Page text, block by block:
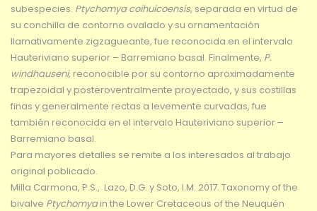
subespecies. Ptychomya coihuicoensis, separada en virtud de
su conchilla de contorno ovalado y su ornamentación
llamativamente zigzagueante, fue reconocida en el intervalo
Hauteriviano superior – Barremiano basal. Finalmente, P.
windhauseni, reconocible por su contorno aproximadamente
trapezoidal y posteroventralmente proyectado, y sus costillas
finas y generalmente rectas a levemente curvadas, fue
también reconocida en el intervalo Hauteriviano superior –
Barremiano basal.
Para mayores detalles se remite a los interesados al trabajo
original poblicado.
Milla Carmona, P.S., Lazo, D.G. y Soto, I.M. 2017. Taxonomy of the
bivalve Ptychomyain the Lower Cretaceous of the Neuquén